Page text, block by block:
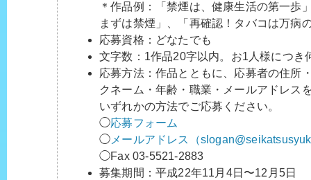
＊作品例：「禁煙は、健康生活の第一歩
まずは禁煙」、「再確認！タバコは万病
応募資格：どなたでも
文字数：1作品20字以内。お1人様につき
応募方法：作品とともに、応募者の住所
クネーム・年齢・職業・メールアドレス
いずれかの方法でご応募ください。
◯応募フォーム
◯ メールアドレス（
◯Fax 03-5521-2883
募集期間：平成22年11月4日〜12月5日